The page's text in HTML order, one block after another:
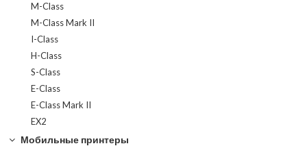
M-Class
M-Class Mark II
I-Class
H-Class
S-Class
E-Class
E-Class Mark II
EX2
Мобильные принтеры